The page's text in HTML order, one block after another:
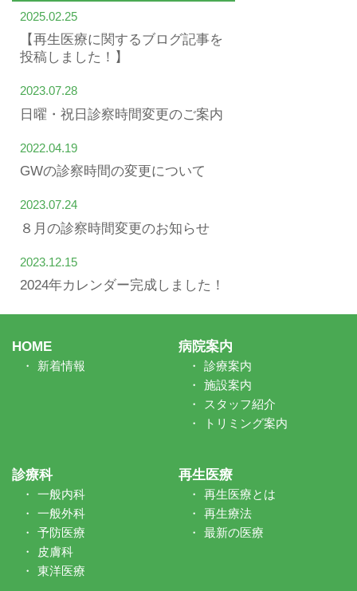
2025.02.25
【再生医療に関するブログ記事を
投稿しました！】
2023.07.28
日曜・祝日診察時間変更のご案内
2022.04.19
GWの診察時間の変更について
2023.07.24
８月の診察時間変更のお知らせ
2023.12.15
2024年カレンダー完成しました！
HOME
新着情報
病院案内
診療案内
施設案内
スタッフ紹介
トリミング案内
診療科
一般内科
一般外科
予防医療
皮膚科
東洋医療
再生医療
再生医療とは
再生療法
最新の医療